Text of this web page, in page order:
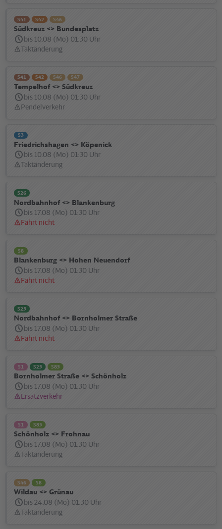
S41 S42 S46
Südkreuz <> Bundesplatz
bis 10.08 (Mo) 01:30 Uhr
Statusmeldung:
Taktänderung
S41 S42 S46 S47
Tempelhof <> Südkreuz
bis 10.08 (Mo) 01:30 Uhr
Statusmeldung:
Pendelverkehr
S3
Friedrichshagen <> Köpenick
bis 10.08 (Mo) 01:30 Uhr
Statusmeldung:
Taktänderung
S26
Nordbahnhof <> Blankenburg
bis 17.08 (Mo) 01:30 Uhr
Statusmeldung:
Fährt nicht
S8
Blankenburg <> Hohen Neuendorf
bis 17.08 (Mo) 01:30 Uhr
Statusmeldung:
Fährt nicht
S25
Nordbahnhof <> Bornholmer Straße
bis 17.08 (Mo) 01:30 Uhr
Statusmeldung:
Fährt nicht
S1 S25 S85
Bornholmer Straße <> Schönholz
bis 17.08 (Mo) 01:30 Uhr
Statusmeldung:
Ersatzverkehr
S1 S85
Schönholz <> Frohnau
bis 17.08 (Mo) 01:30 Uhr
Statusmeldung:
Taktänderung
S46 S8
Wildau <> Grünau
bis 24.08 (Mo) 01:30 Uhr
Statusmeldung:
Taktänderung